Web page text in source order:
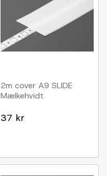
2m cover A9 SLIDE
Mælkehvidt
37 kr